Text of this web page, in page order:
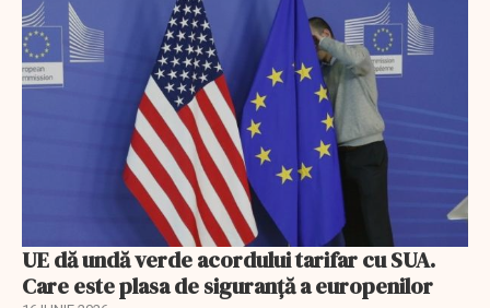
UE dă undă verde acordului tarifar cu SUA.
Care este plasa de siguranță a europenilor